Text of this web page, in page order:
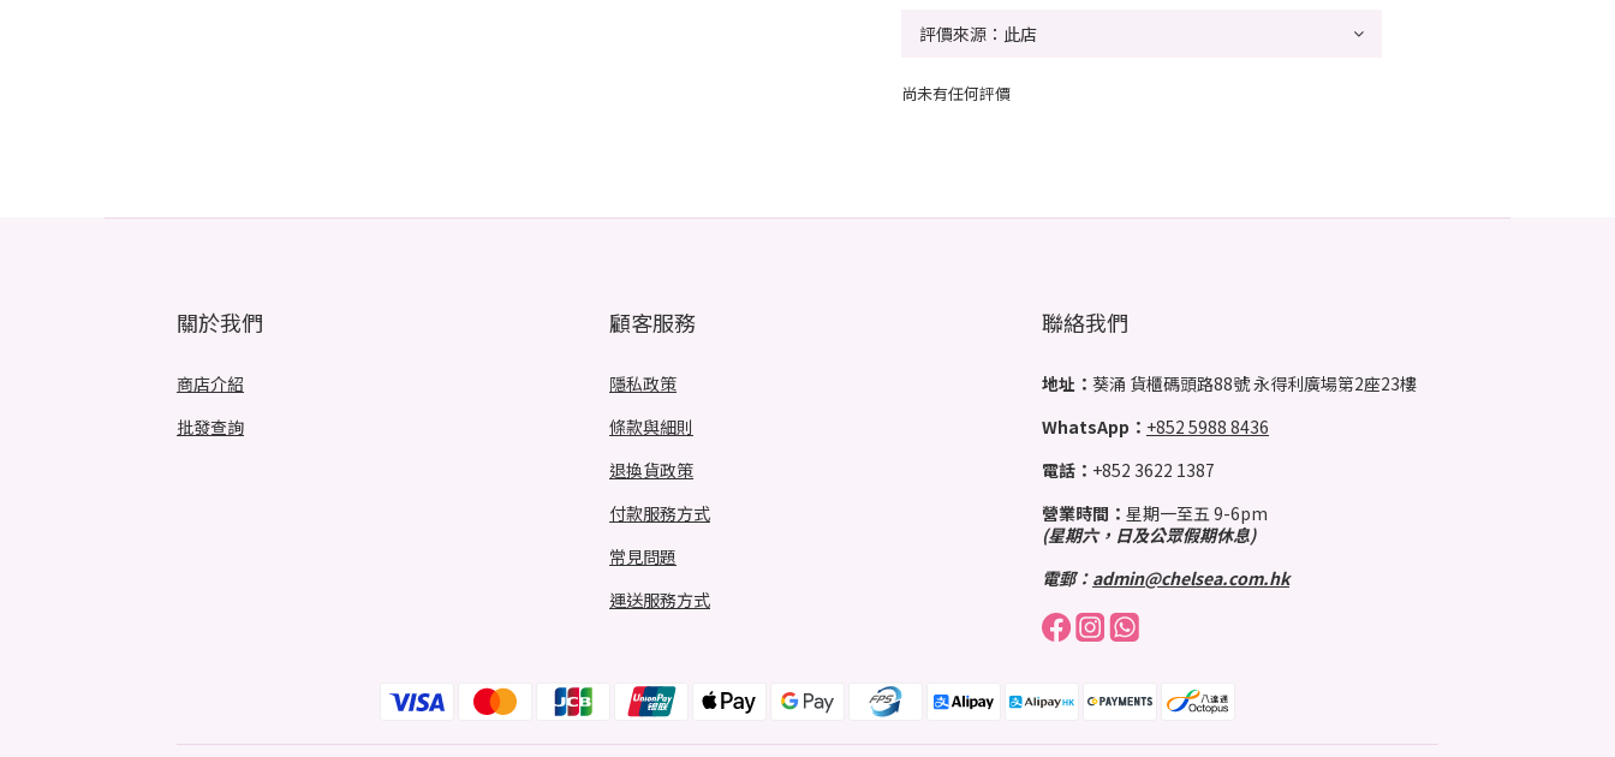
尚未有任何評價
關於我們
商店介紹
批發查詢
顧客服務
隱私政策
條款與細則
退換貨政策
付款服務方式
常見問題
運送服務方式
聯絡我們
地址： 葵涌 貨櫃碼頭路88號 永得利廣場第2座23樓
WhatsApp： +852 5988 8436
電話： +852 3622 1387
營業時間： 星期一至五 9-6pm
(星期六，日及公眾假期休息)
電郵： admin@chelsea.com.hk